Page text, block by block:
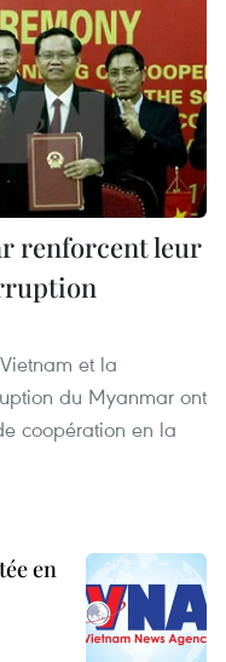
renforcent leur
et la
du Myanmar ont
coopération en la
en